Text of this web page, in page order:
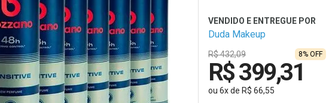
Duda Makeup
R$ 432,09 8% OFF
R$ 399,31
ou 6xde R$ 66,55